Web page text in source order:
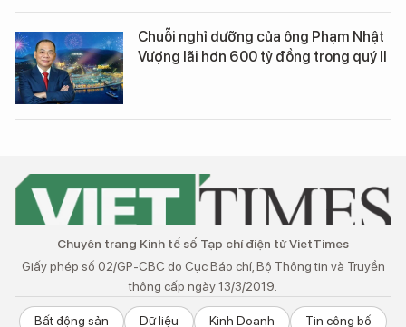
Chuỗi nghỉ dưỡng của ông Phạm Nhật
Vượng lãi hơn 600 tỷ đồng trong quý II
Chuyên trang Kinh tế số Tạp chí điện tử VietTimes
Giấy phép số 02/GP-CBC do Cục Báo chí, Bộ Thông tin và Truyền
thông cấp ngày 13/3/2019.
Bất động sản Dữ liệu Kinh Doanh Tin công bố